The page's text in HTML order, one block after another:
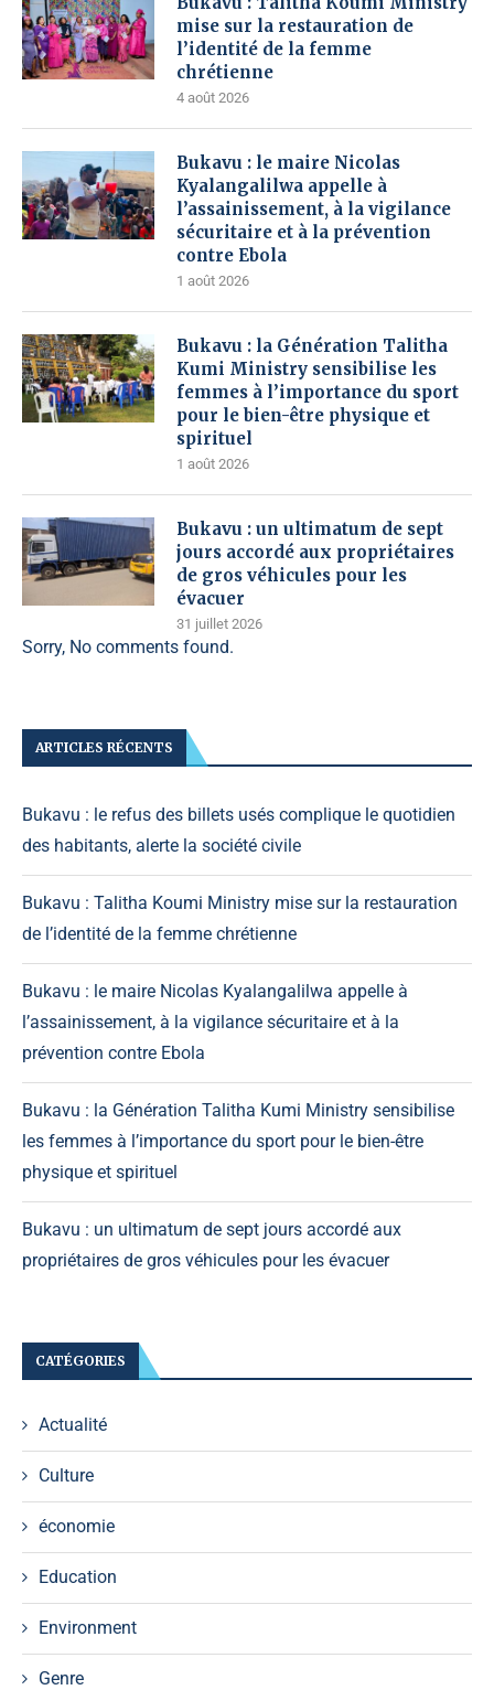
mise sur la restauration de
l’identité de la femme
chrétienne
4 août 2026
Bukavu : le maire Nicolas
Kyalangalilwa appelle à
l’assainissement, à la vigilance
sécuritaire et à la prévention
contre Ebola
1 août 2026
Bukavu : la Génération Talitha
Kumi Ministry sensibilise les
femmes à l’importance du sport
pour le bien-être physique et
spirituel
1 août 2026
Bukavu : un ultimatum de sept
jours accordé aux propriétaires
de gros véhicules pour les
évacuer
31 juillet 2026
Sorry, No comments found.
ARTICLES RÉCENTS
Bukavu : le refus des billets usés complique le quotidien
des habitants, alerte la société civile
Bukavu : Talitha Koumi Ministry mise sur la restauration
de l’identité de la femme chrétienne
Bukavu : le maire Nicolas Kyalangalilwa appelle à
l’assainissement, à la vigilance sécuritaire et à la
prévention contre Ebola
Bukavu : la Génération Talitha Kumi Ministry sensibilise
les femmes à l’importance du sport pour le bien-être
physique et spirituel
Bukavu : un ultimatum de sept jours accordé aux
propriétaires de gros véhicules pour les évacuer
CATÉGORIES
Actualité
Culture
économie
Education
Environment
Genre